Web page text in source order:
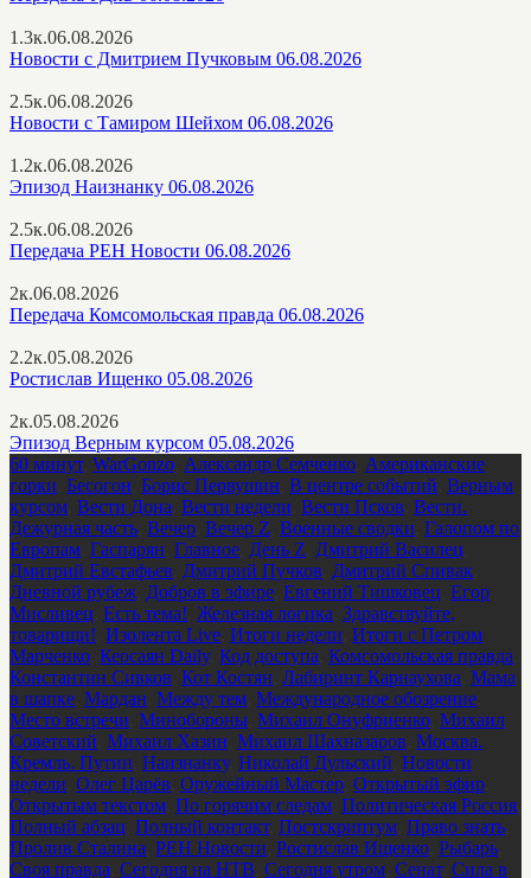
1.3к.06.08.2026
Новости с Дмитрием Пучковым 06.08.2026
2.5к.06.08.2026
Новости с Тамиром Шейхом 06.08.2026
1.2к.06.08.2026
Эпизод Наизнанку 06.08.2026
2.5к.06.08.2026
Передача РЕН Новости 06.08.2026
2к.06.08.2026
Передача Комсомольская правда 06.08.2026
2.2к.05.08.2026
Ростислав Ищенко 05.08.2026
2к.05.08.2026
Эпизод Верным курсом 05.08.2026
60 минут, WarGonzo Александр Семченко Американские
горки Бесогон Борис Первушин В центре событий Верным
курсом Вести Дона Вести недели Вести Псков Вести.
Дежурная часть Вечер Вечер Z Военные сводки Галопом по
Европам Гаспарян Главное День Z Дмитрий Василец
Дмитрий Евстафьев Дмитрий Пучков Дмитрий Спивак
Дневной рубеж Добров в эфире Евгений Тишковец Егор
Мисливец Есть тема! Железная логика Здравствуйте,
товарищи! Изолента Live Итоги недели Итоги с Петром
Марченко Кеосаян Daily, Код доступа Комсомольская правда
Константин Сивков Кот Костян Лабиринт Карнаухова Мама
в шапке Мардан Между тем Международное обозрение
Место встречи Минобороны Михаил Онуфриенко Михаил
Советский Михаил Хазин Михаил Шахназаров Москва.
Кремль. Путин Наизнанку, Николай Дульский Новости
недели Олег Царёв Оружейный Мастер Открытый эфир
Открытым текстом По горячим следам Политическая Россия
Полный абзац Полный контакт, Постскриптум Право знать
Пролив Сталина РЕН Новости Ростислав Ищенко Рыбарь
Своя правда Сегодня на НТВ Сегодня утром Сенат, Сила в